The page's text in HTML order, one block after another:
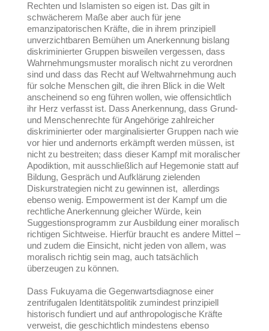
Rechten und Islamisten so eigen ist. Das gilt in
schwächerem Maße aber auch für jene
emanzipatorischen Kräfte, die in ihrem prinzipiell
unverzichtbaren Bemühen um Anerkennung bislang
diskriminierter Gruppen bisweilen vergessen, dass
Wahrnehmungsmuster moralisch nicht zu verordnen
sind und dass das Recht auf Weltwahrnehmung auch
für solche Menschen gilt, die ihren Blick in die Welt
anscheinend so eng führen wollen, wie offensichtlich
ihr Herz verfasst ist. Dass Anerkennung, dass Grund-
und Menschenrechte für Angehörige zahlreicher
diskriminierter oder marginalisierter Gruppen nach wie
vor hier und andernorts erkämpft werden müssen, ist
nicht zu bestreiten; dass dieser Kampf mit moralischer
Apodiktion, mit ausschließlich auf Hegemonie statt auf
Bildung, Gespräch und Aufklärung zielenden
Diskurstrategien nicht zu gewinnen ist, allerdings
ebenso wenig. Empowerment ist der Kampf um die
rechtliche Anerkennung gleicher Würde, kein
Suggestionsprogramm zur Ausbildung einer moralisch
richtigen Sichtweise. Hierfür braucht es andere Mittel –
und zudem die Einsicht, nicht jeden von allem, was
moralisch richtig sein mag, auch tatsächlich
überzeugen zu können.
Dass Fukuyama die Gegenwartsdiagnose einer
zentrifugalen Identitätspolitik zumindest prinzipiell
historisch fundiert und auf anthropologische Kräfte
verweist, die geschichtlich mindestens ebenso